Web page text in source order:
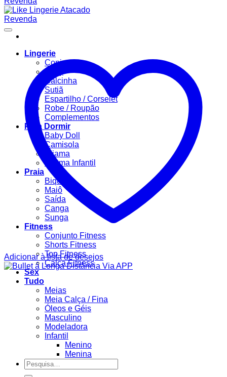
Lingerie
Conjuntos
Body
Calcinha
Sutiã
Espartilho / Corselet
Robe / Roupão
Complementos
Para Dormir
Baby Doll
Camisola
Pijama
Pijama Infantil
Praia
Biquíni
Maiô
Saída
Canga
Sunga
Fitness
Conjunto Fitness
Shorts Fitness
Top Fitness
Calça Fitness
Sex
Tudo
Meias
Meia Calça / Fina
Óleos e Géis
Masculino
Modeladora
Infantil
Menino
Menina
Pesquisar
por:
Adicionar à lista de desejos